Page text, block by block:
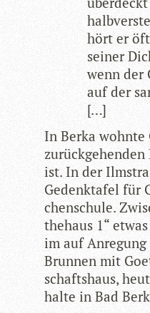
hört er
sei­ner
wenn der
auf der
[…]
In Berka wohnte
ist. In der
Gedenk­ta­fel für
chen­schule.
the­haus 1“
im auf Anre­gung
Brun­nen mit
schafts­haus,
halte in Bad